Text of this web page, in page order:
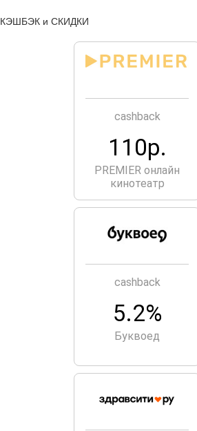
КЭШБЭК и СКИДКИ
cashback
110р.
PREMIER онлайн
кинотеатр
cashback
5.2%
Буквоед